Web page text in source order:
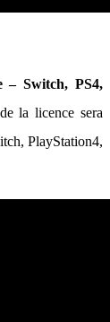
– Switch, PS4,
la licence sera
PlayStation4,